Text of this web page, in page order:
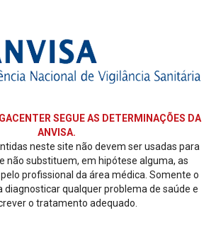
SEGUE AS DETERMINAÇÕES DA
ANVISA.
neste site não devem ser usadas para
não substituem, em hipótese alguma, as
profissional da área médica. Somente o
diagnosticar qualquer problema de saúde e
o tratamento adequado.